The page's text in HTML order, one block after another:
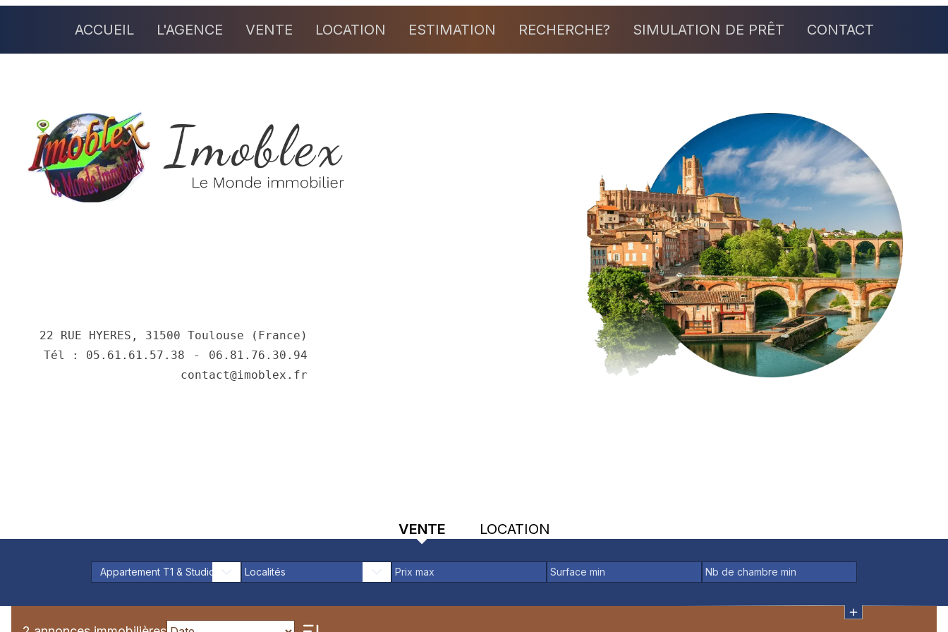
22 RUE HYERES, 31500 Toulouse (France)
Tél : 05.61.61.57.38 ⠀-⠀ 06.81.76.30.94
contact@imoblex.fr
ACCUEIL L'AGENCE VENTE LOCATION ESTIMATION RECHERCHE? SIMULATION DE PRÊT CONTACT
VENTE LOCATION
Appartement T1 & Studio Localités